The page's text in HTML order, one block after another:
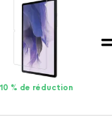
10 % de réduction